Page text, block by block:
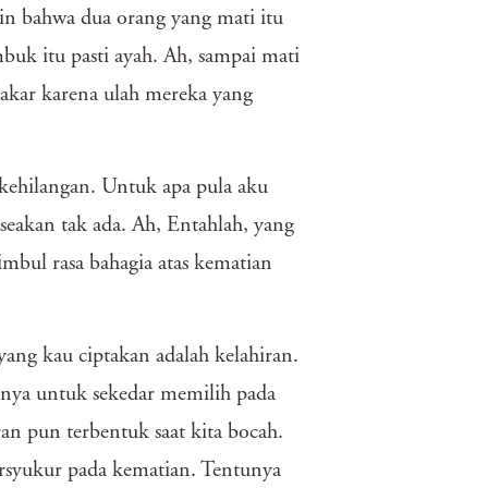
bahwa dua orang yang mati itu
itu pasti ayah. Ah, sampai mati
karena ulah mereka yang
Untuk apa pula aku
tak ada. Ah, Entahlah, yang
rasa bahagia atas kematian
kau ciptakan adalah kelahiran.
untuk sekedar memilih pada
pun terbentuk saat kita bocah.
pada kematian. Tentunya